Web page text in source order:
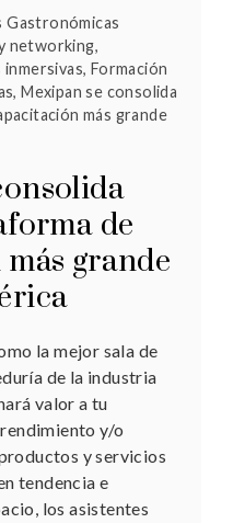
Gastronómicas
networking,
, Formación
,Mexipan se consolida
más grande
de
grande
la mejor sala de
de la industria
valor a tu
y/o
y servicios
tendencia e
los asistentes